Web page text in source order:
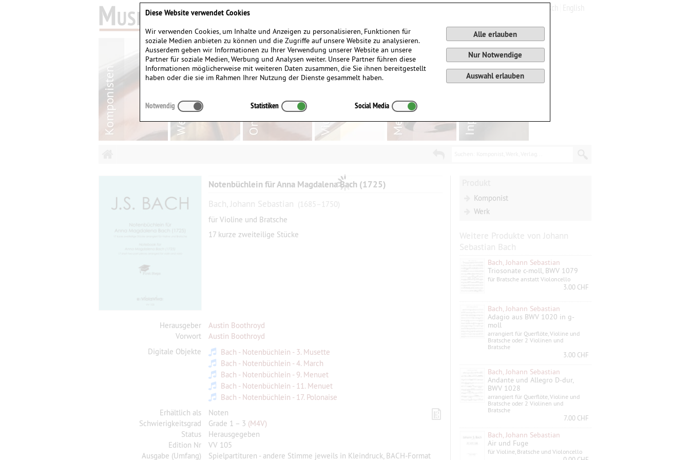
Notenbüchlein für Anna Magdalena Bach (1725)
Bach, Johann Sebastian (1685–1750)
für Violine und Bratsche
17 kurze zweiteilige Stücke
Herausgeber
Austin Boothroyd
Vorwort
Austin Boothroyd
Digitale Objekte
Bach - Notenbüchlein - 3. Musette
Bach - Notenbüchlein - 4. March
Bach - Notenbüchlein - 9. Menuet
Bach - Notenbüchlein - 11. Menuet
Bach - Notenbüchlein - 17. Polonaise
Erhältlich als
Noten
Schwierigkeitsgrad
Grade 1 – 3 (M4V)
Status
Herausgegeben
Edition Nr
VV 105
Ausgabe (Umfang)
Spielpartituren - andere Stimme jeweils in Kleindruck, BACH-Format
Komponist
Werk
Weitere Produkte von Johann
Sebastian Bach
Bach, Johann Sebastian
Triosonate c-moll, BWV 1079
für Bratsche anstatt Violoncello
3.00 CHF
Bach, Johann Sebastian
Adagio aus BWV 1020 in g-
moll
arrangiert für Querflöte, Violine und
Bratsche oder 2 Violinen und
Bratsche
3.00 CHF
Bach, Johann Sebastian
Andante und Allegro D-dur,
BWV 1028
arrangiert für Querflöte, Violine und
Bratsche oder 2 Violinen und
Bratsche
7.00 CHF
Bach, Johann Sebastian
Air und Fuge
für Violine, Bratsche und Violoncello
Diese Website verwendet Cookies
Wir verwenden Cookies, um Inhalte und Anzeigen zu personalisieren, Funktionen für
soziale Medien anbieten zu können und die Zugriffe auf unsere Website zu analysieren.
Ausserdem geben wir Informationen zu Ihrer Verwendung unserer Website an unsere
Partner für soziale Medien, Werbung und Analysen weiter. Unsere Partner führen diese
Informationen möglicherweise mit weiteren Daten zusammen, die Sie ihnen bereitgestellt
haben oder die sie im Rahmen Ihrer Nutzung der Dienste gesammelt haben.
Alle erlauben
Nur Notwendige
Auswahl erlauben
Notwendig Statistiken Social Media